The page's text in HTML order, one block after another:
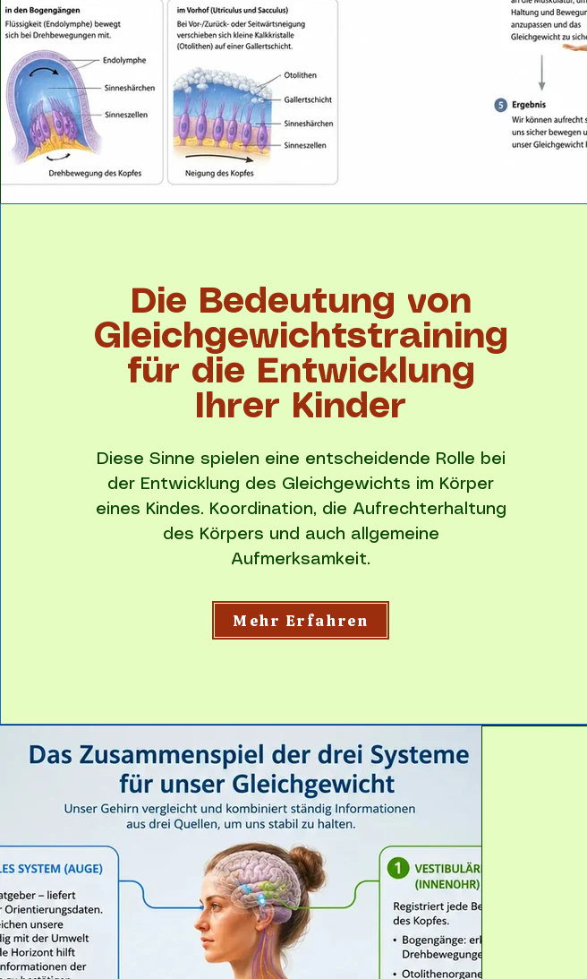
Die Bedeutung von
Gleichgewichtstraining
für die Entwicklung
Ihrer Kinder
Diese Sinne spielen eine entscheidende Rolle bei
der Entwicklung des Gleichgewichts im Körper
eines Kindes. Koordination, die Aufrechterhaltung
des Körpers und auch allgemeine
Aufmerksamkeit.
Mehr Erfahren